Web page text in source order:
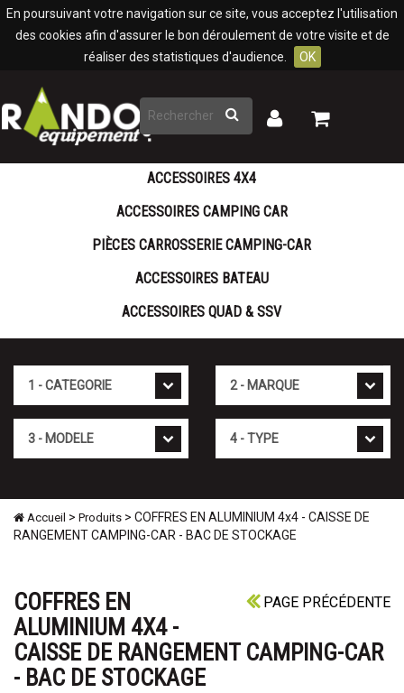
En poursuivant votre navigation sur ce site, vous acceptez l'utilisation
des cookies afin d'assurer le bon déroulement de votre visite et de
réaliser des statistiques d'audience.
OK
Rechercher
Mon
Mon
ACCESSOIRES 4X4
ACCESSOIRES CAMPING CAR
PIÈCES CARROSSERIE CAMPING-CAR
ACCESSOIRES BATEAU
ACCESSOIRES QUAD & SSV
Accueil > Produits > COFFRES EN ALUMINIUM 4x4 - CAISSE DE
RANGEMENT CAMPING-CAR - BAC DE STOCKAGE
PAGE PRÉCÉDENTE
COFFRES EN
ALUMINIUM 4X4 -
CAISSE DE RANGEMENT CAMPING-CAR
- BAC DE STOCKAGE
Panneau de gestion des cookies